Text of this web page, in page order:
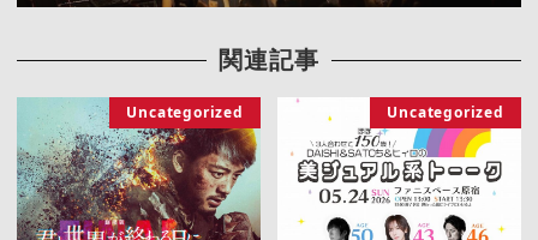
関連記事
Uncategorized Uncategorized